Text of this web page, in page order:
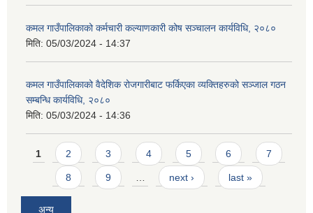
कमल गाउँपालिकाको कर्मचारी कल्याणकारी कोष सञ्चालन कार्यविधि, २०८०
मिति: 05/03/2024 - 14:37
कमल गाउँपालिकाको वैदेशिक रोजगारीबाट फर्किएका व्यक्तिहरुको सञ्जाल गठन
सम्बन्धि कार्यविधि, २०८०
मिति: 05/03/2024 - 14:36
Pages
1 2 3 4 5 6 7
8 9 next › last »
अन्य